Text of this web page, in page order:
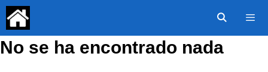
Saltar
contenido
No se ha encontrado nada